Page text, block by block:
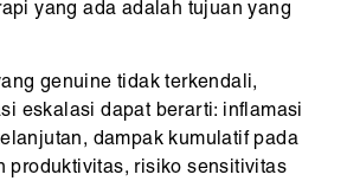
yang ada adalah tujuan yang
genuine tidak terkendali,
eskalasi dapat berarti: inflamasi
dampak kumulatif pada
produktivitas, risiko sensitivitas